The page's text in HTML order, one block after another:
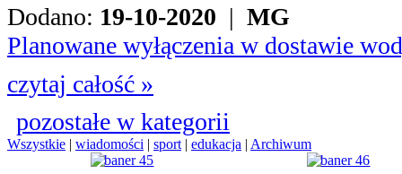
Dodano: 19-10-2020 | MG
Planowane wyłączenia w dostawie
czytaj całość »
pozostałe w kategorii
Wszystkie | wiadomości | sport | edukacja | Archiwum